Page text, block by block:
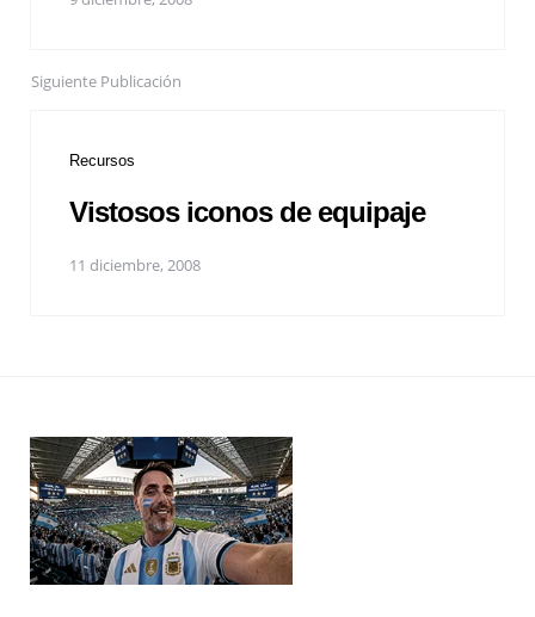
Siguiente Publicación
Recursos
Vistosos iconos de equipaje
11 diciembre, 2008